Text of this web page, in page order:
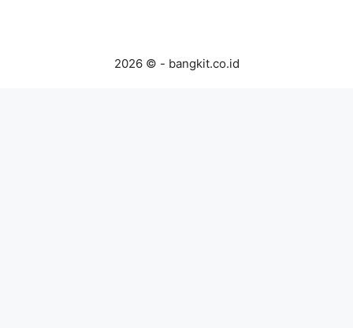
2026 © - bangkit.co.id